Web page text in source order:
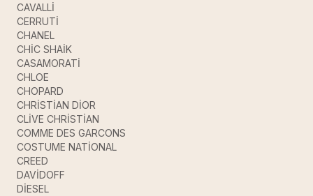
CAVALLİ
CERRUTİ
CHANEL
CHİC SHAİK
CASAMORATİ
CHLOE
CHOPARD
CHRİSTİAN DİOR
CLİVE CHRİSTİAN
COMME DES GARCONS
COSTUME NATİONAL
CREED
DAVİDOFF
DİESEL